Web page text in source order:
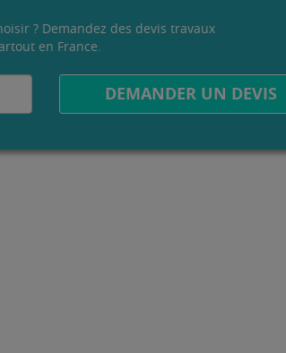
? Demandez des devis travaux
en France.
DEMANDER UN DEVIS